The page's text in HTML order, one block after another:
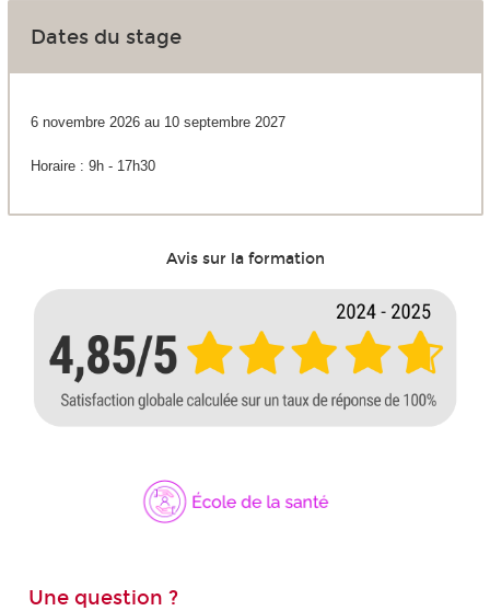
Dates du stage
6 novembre 2026 au 10 septembre 2027
Horaire : 9h - 17h30
Avis sur la formation
Une question ?